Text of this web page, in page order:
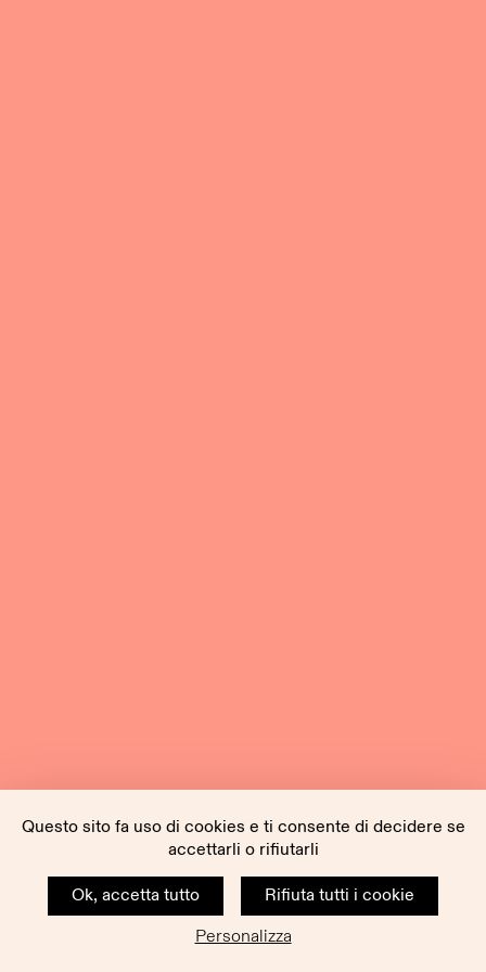
Questo sito fa uso di cookies e ti consente di decidere se
accettarli o rifiutarli
Ok, accetta tutto
Rifiuta tutti i cookie
Personalizza